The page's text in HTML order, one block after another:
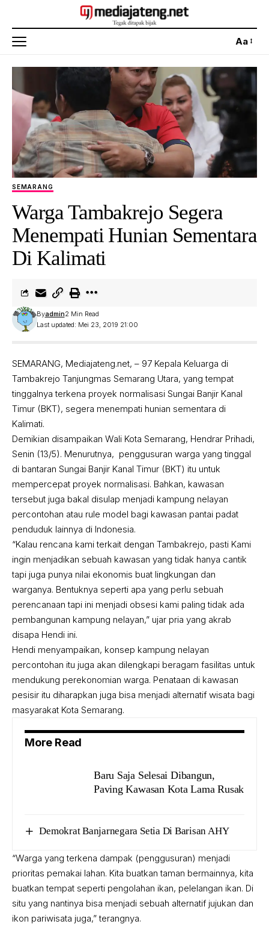
Aa
SEMARANG
Warga Tambakrejo Segera
Menempati Hunian Sementara
Di Kalimati
Last updated: Mei 23, 2019 21:00
Byadmin2 Min Read
SEMARANG, Mediajateng.net, – 97 Kepala Keluarga di
Tambakrejo Tanjungmas Semarang Utara, yang tempat
tinggalnya terkena proyek normalisasi Sungai Banjir Kanal
Timur (BKT), segera menempati hunian sementara di
Kalimati.
Demikian disampaikan Wali Kota Semarang, Hendrar Prihadi,
Senin (13/5). Menurutnya, penggusuran warga yang tinggal
di bantaran Sungai Banjir Kanal Timur (BKT) itu untuk
mempercepat proyek normalisasi. Bahkan, kawasan
tersebut juga bakal disulap menjadi kampung nelayan
percontohan atau rule model bagi kawasan pantai padat
penduduk lainnya di Indonesia.
“Kalau rencana kami terkait dengan Tambakrejo, pasti Kami
ingin menjadikan sebuah kawasan yang tidak hanya cantik
tapi juga punya nilai ekonomis buat lingkungan dan
warganya. Bentuknya seperti apa yang perlu sebuah
perencanaan tapi ini menjadi obsesi kami paling tidak ada
pembangunan kampung nelayan,” ujar pria yang akrab
disapa Hendi ini.
Hendi menyampaikan, konsep kampung nelayan
percontohan itu juga akan dilengkapi beragam fasilitas untuk
mendukung perekonomian warga. Penataan di kawasan
pesisir itu diharapkan juga bisa menjadi alternatif wisata bagi
masyarakat Kota Semarang.
More Read
Baru Saja Selesai Dibangun,
Paving Kawasan Kota Lama Rusak
Demokrat Banjarnegara Setia Di Barisan AHY
“Warga yang terkena dampak (penggusuran) menjadi
prioritas pemakai lahan. Kita buatkan taman bermainnya, kita
buatkan tempat seperti pengolahan ikan, pelelangan ikan. Di
situ yang nantinya bisa menjadi sebuah alternatif jujukan dan
ikon pariwisata juga,” terangnya.